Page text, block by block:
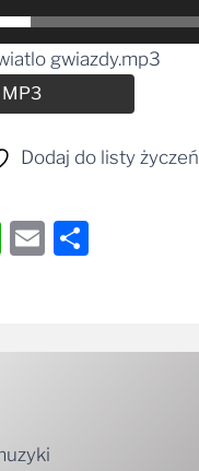
gwiazdy.mp3
MP3
Dodaj do listy życzeń
WhatsApp
Email